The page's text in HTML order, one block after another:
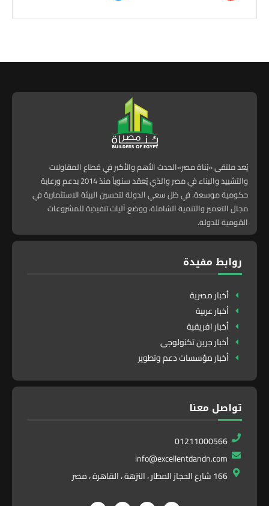
يُعد ملتقى «بُناة مصر»الحدث الأهم والأكبر في قطاع المقاولات
والتشييد والبناء في مصر والذي يُعقد سنوياً منذ 2014 بدعم ورعاية
حكومية موسعة، في ظل سعي الدولة لتحسين البيئة الاستثمارية في
مجال التعمير والتنمية الشاملة، ووضع آليات تنفيذية للمشروعات
القومية للدولة.
روابط مفيدة
أخبار مصرية
أخبار عربية
أخبار افريقية
أخبار جرين تكنولوجى
أخبار مؤسسات دعم وتطوير
تواصل معنا
01211000566
info@excellentdandn.com
166 شارع الحجاز المطار ، النزهة ، القاهرة ، مصر